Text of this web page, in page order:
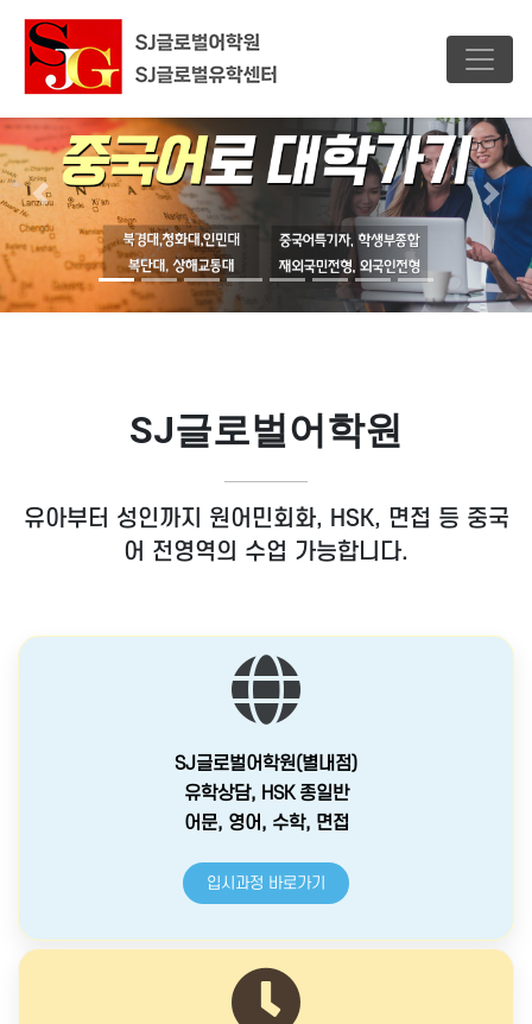
Previous Next
SJ글로벌어학원
유아부터 성인까지 원어민회화, HSK, 면접 등 중국
어 전영역의 수업 가능합니다.
SJ글로벌어학원(별내점)
유학상담, HSK 종일반
어문, 영어, 수학, 면접
입시과정 바로가기